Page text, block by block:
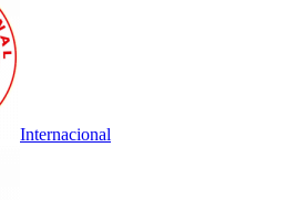
Internacional